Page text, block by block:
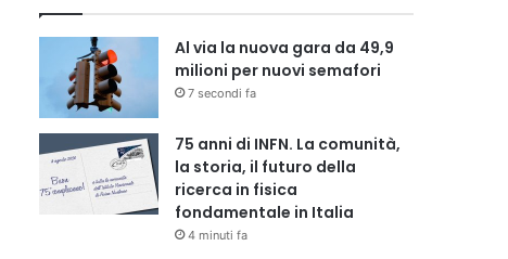
Al via la nuova gara da 49,9
milioni per nuovi semafori
7 secondi fa
75 anni di INFN. La comunità,
la storia, il futuro della
ricerca in fisica
fondamentale in Italia
4 minuti fa